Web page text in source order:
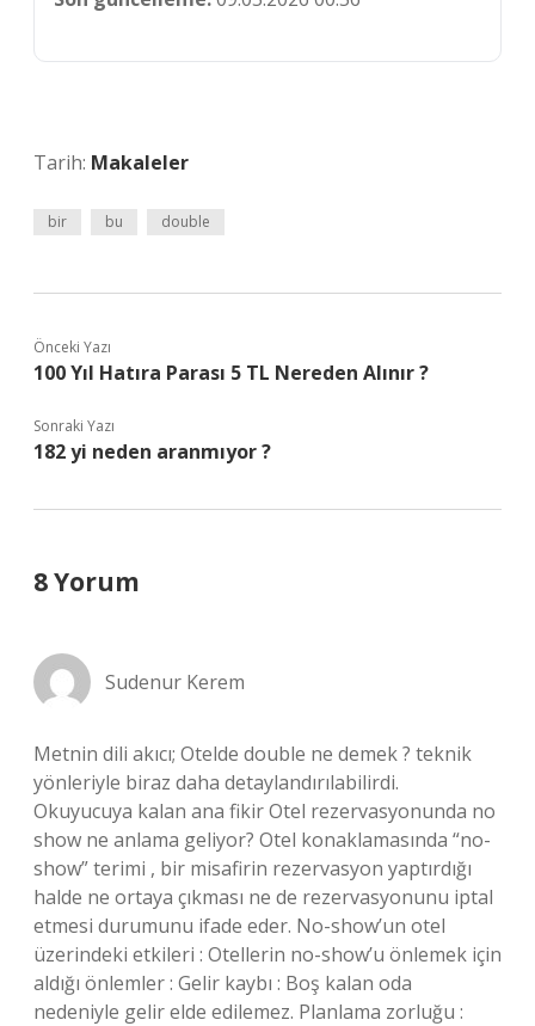
Tarih: Makaleler
bir bu double
Önceki Yazı
100 Yıl Hatıra Parası 5 TL Nereden Alınır ?
Sonraki Yazı
182 yi neden aranmıyor ?
8 Yorum
Sudenur Kerem
Metnin dili akıcı; Otelde double ne demek ? teknik
yönleriyle biraz daha detaylandırılabilirdi.
Okuyucuya kalan ana fikir Otel rezervasyonunda no
show ne anlama geliyor? Otel konaklamasında “no-
show” terimi , bir misafirin rezervasyon yaptırdığı
halde ne ortaya çıkması ne de rezervasyonunu iptal
etmesi durumunu ifade eder. No-show’un otel
üzerindeki etkileri : Otellerin no-show’u önlemek için
aldığı önlemler : Gelir kaybı : Boş kalan oda
nedeniyle gelir elde edilemez. Planlama zorluğu :